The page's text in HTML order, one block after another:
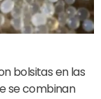
bolsitas en las
se combinan